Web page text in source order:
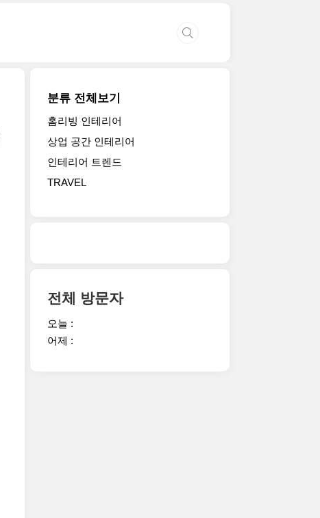
분류 전체보기
홈리빙 인테리어
상업 공간 인테리어
인테리어 트렌드
TRAVEL
전체 방문자
오늘 :
어제 :